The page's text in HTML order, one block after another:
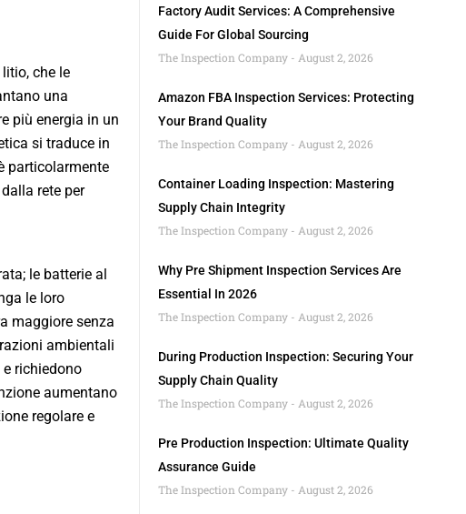
che le
una
più energia in un
si traduce in
particolarmente
rete per
le batterie al
le loro
maggiore senza
ambientali
richiedono
aumentano
regolare e
Factory Audit Services: A Comprehensive
Guide For Global Sourcing
The Inspection Company
August 2, 2026
Amazon FBA Inspection Services: Protecting
Your Brand Quality
The Inspection Company
August 2, 2026
Container Loading Inspection: Mastering
Supply Chain Integrity
The Inspection Company
August 2, 2026
Why Pre Shipment Inspection Services Are
Essential In 2026
The Inspection Company
August 2, 2026
During Production Inspection: Securing Your
Supply Chain Quality
The Inspection Company
August 2, 2026
Pre Production Inspection: Ultimate Quality
Assurance Guide
The Inspection Company
August 2, 2026